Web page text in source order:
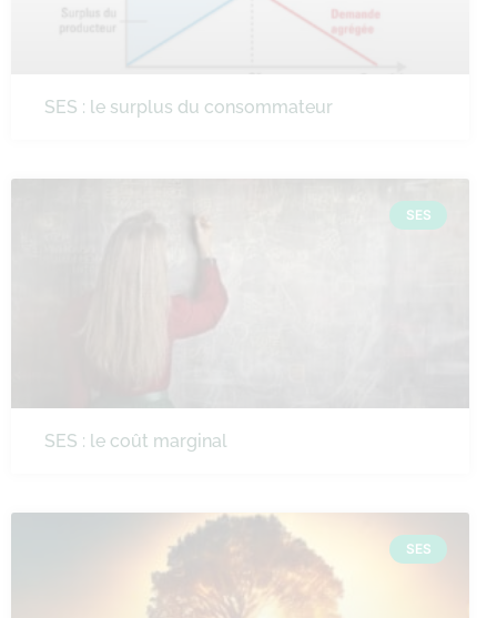
SES : le surplus du consommateur
SES
SES : le coût marginal
SES